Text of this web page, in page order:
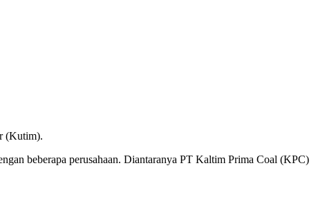
(Kutim).
beberapa perusahaan. Diantaranya PT Kaltim Prima Coal (KPC)